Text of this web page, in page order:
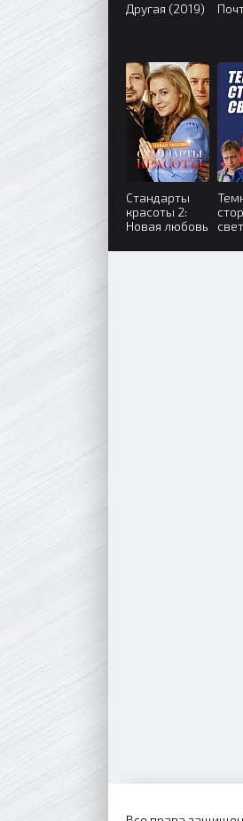
Другая (2019)
Стандарты
красоты 2:
Новая любовь